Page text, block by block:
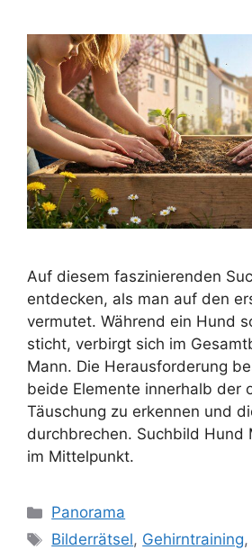
Auf diesem faszinierenden
entdecken, als man auf den
vermutet. Während ein Hund
sticht, verbirgt sich im
Mann. Die Herausforderung
beide Elemente innerhalb der
Täuschung zu erkennen und
durchbrechen. Suchbild Hund
im Mittelpunkt.
Kategorien
Panorama
Schlagwörter
Bilderrätsel, Gehirntraining,